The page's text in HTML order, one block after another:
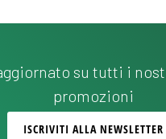
su tutti i
promozioni
ISCRIVITI ALLA NEWSLETTER